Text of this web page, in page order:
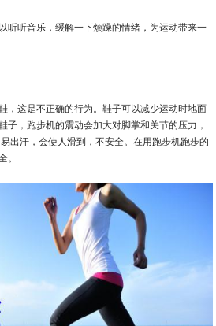
听听音乐，缓解一下烦躁的情绪，为运动带来一
，这是不正确的行为。鞋子可以减少运动时地面
子，跑步机的震动会加大对脚掌和关节的压力，
出汗，会使人滑到，不安全。在用跑步机跑步的
。